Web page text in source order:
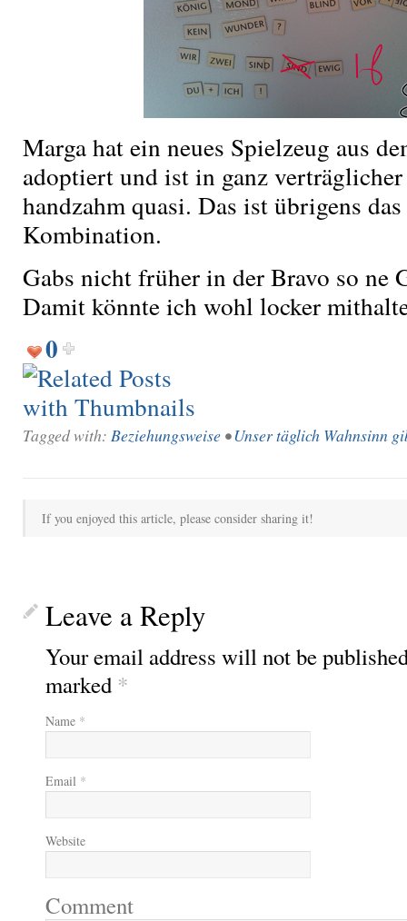
Marga hat ein neues Spielzeug aus
adoptiert und ist in ganz
handzahm quasi. Das ist übrigens
Kombination.
Gabs nicht früher in der Bravo so ne
Damit könnte ich wohl locker
0
Tagged with: Beziehungsweise •Unser täglich Wahnsinn
If you enjoyed this article, please consider sharing it!
Leave a Reply
Your email address will not be
marked *
Name *
Email *
Website
Comment